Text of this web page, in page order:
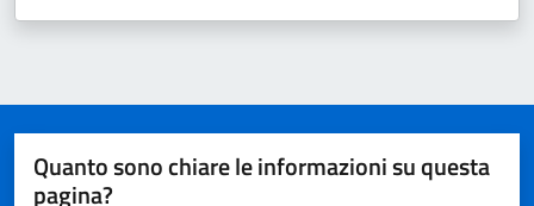
Quanto sono chiare le informazioni su questa
pagina?